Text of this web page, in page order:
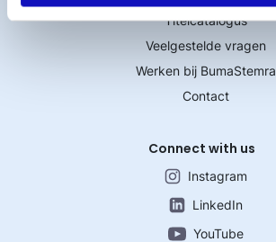
Titelcatalogus
Veelgestelde vragen
Werken bij BumaStemra
Contact
Connect with us
Instagram
LinkedIn
YouTube